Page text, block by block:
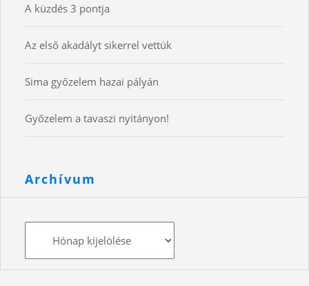
A küzdés 3 pontja
Az első akadályt sikerrel vettük
Sima győzelem hazai pályán
Győzelem a tavaszi nyitányon!
Archívum